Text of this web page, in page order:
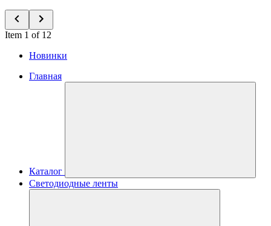
Item 1 of 12
Новинки
Главная
Каталог
Светодиодные ленты